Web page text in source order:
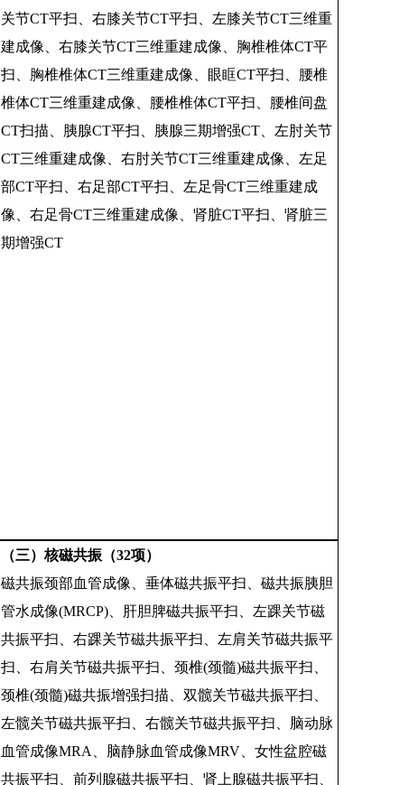
关节CT平扫、右膝关节CT平扫、左膝关节CT三维重
建成像、右膝关节CT三维重建成像、胸椎椎体CT平
扫、胸椎椎体CT三维重建成像、眼眶CT平扫、腰椎
椎体CT三维重建成像、腰椎椎体CT平扫、腰椎间盘
CT扫描、胰腺CT平扫、胰腺三期增强CT、左肘关节
CT三维重建成像、右肘关节CT三维重建成像、左足
部CT平扫、右足部CT平扫、左足骨CT三维重建成
像、右足骨CT三维重建成像、肾脏CT平扫、肾脏三
期增强CT
（三）核磁共振（32项）
磁共振颈部血管成像
垂体磁共振平扫
磁共振胰胆
管水成像(MRCP)、 肝胆脾磁共振平扫
左踝关节磁
共振平扫
右踝关节磁共振平扫
左肩关节磁共振平
扫
右肩关节磁共振平扫 颈椎(颈髓)磁共振平扫
颈椎(颈髓)磁共振增强扫描 双髋关节磁共振平扫
左髋关节磁共振平扫
右髋关节磁共振平扫
脑动脉
血管成像MRA 脑静脉血管成像MRV、 女性盆腔磁
共振平扫
前列腺磁共振平扫 肾上腺磁共振平扫